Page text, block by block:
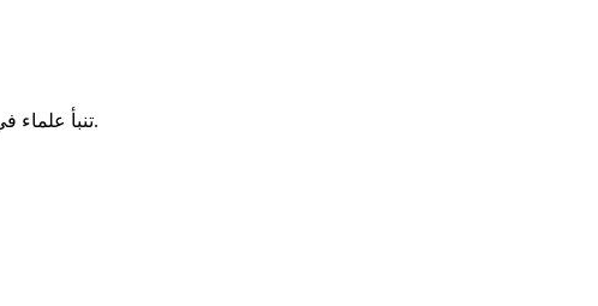
تنبأ علماء في بحث جديد باختفاء جرف جليدي آخر ضخم في القارة القطبية الجنوبية بحلول نهاية القرن الحالي وهو ما سيزيد مستويات مياه البحار.